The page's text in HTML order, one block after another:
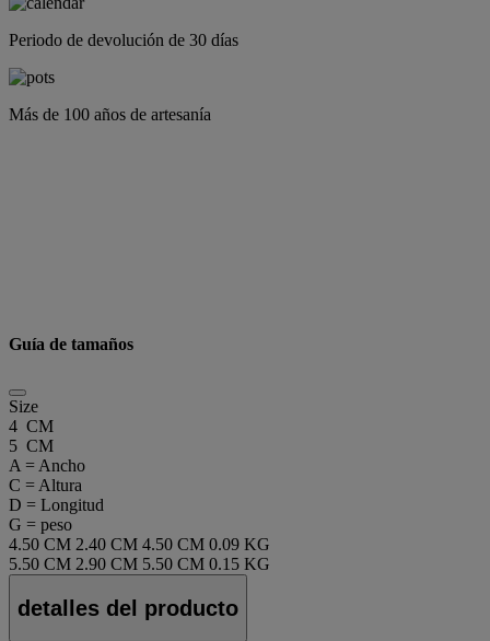
Periodo de devolución de 30 días
Más de 100 años de artesanía
Guía de tamaños
Size
4 CM
5 CM
A = Ancho
C = Altura
D = Longitud
G = peso
4.50 CM 2.40 CM 4.50 CM 0.09 KG
5.50 CM 2.90 CM 5.50 CM 0.15 KG
detalles del producto